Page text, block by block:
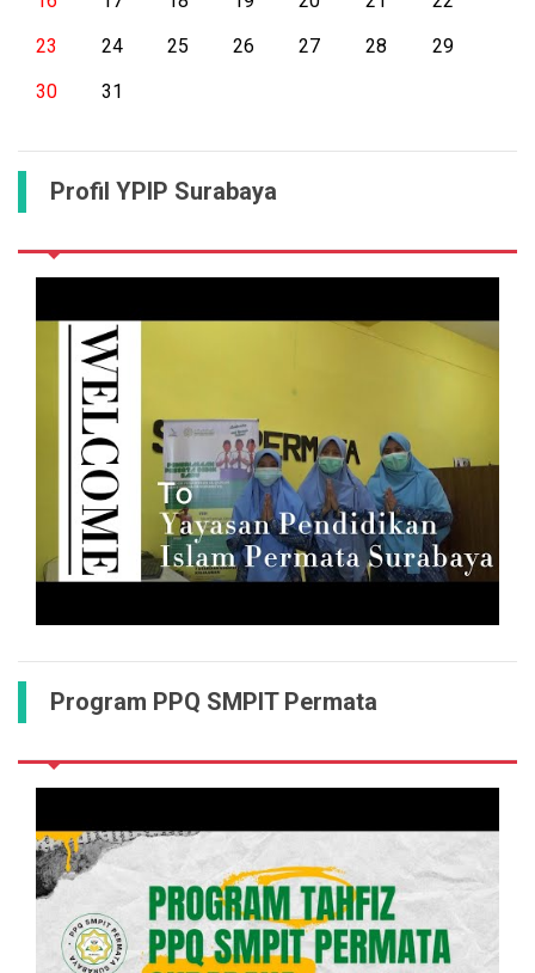
23
24 25 26 27 28
29
30
31
Profil YPIP Surabaya
Program PPQ SMPIT Permata